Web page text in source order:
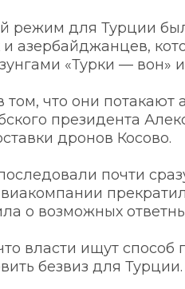
режим для Турции
азербайджанцев,
«Турки — вон» и
что они потакают
президента
дронов Косово.
почти
о возможных
власти ищут способ
безвиз для Турции.